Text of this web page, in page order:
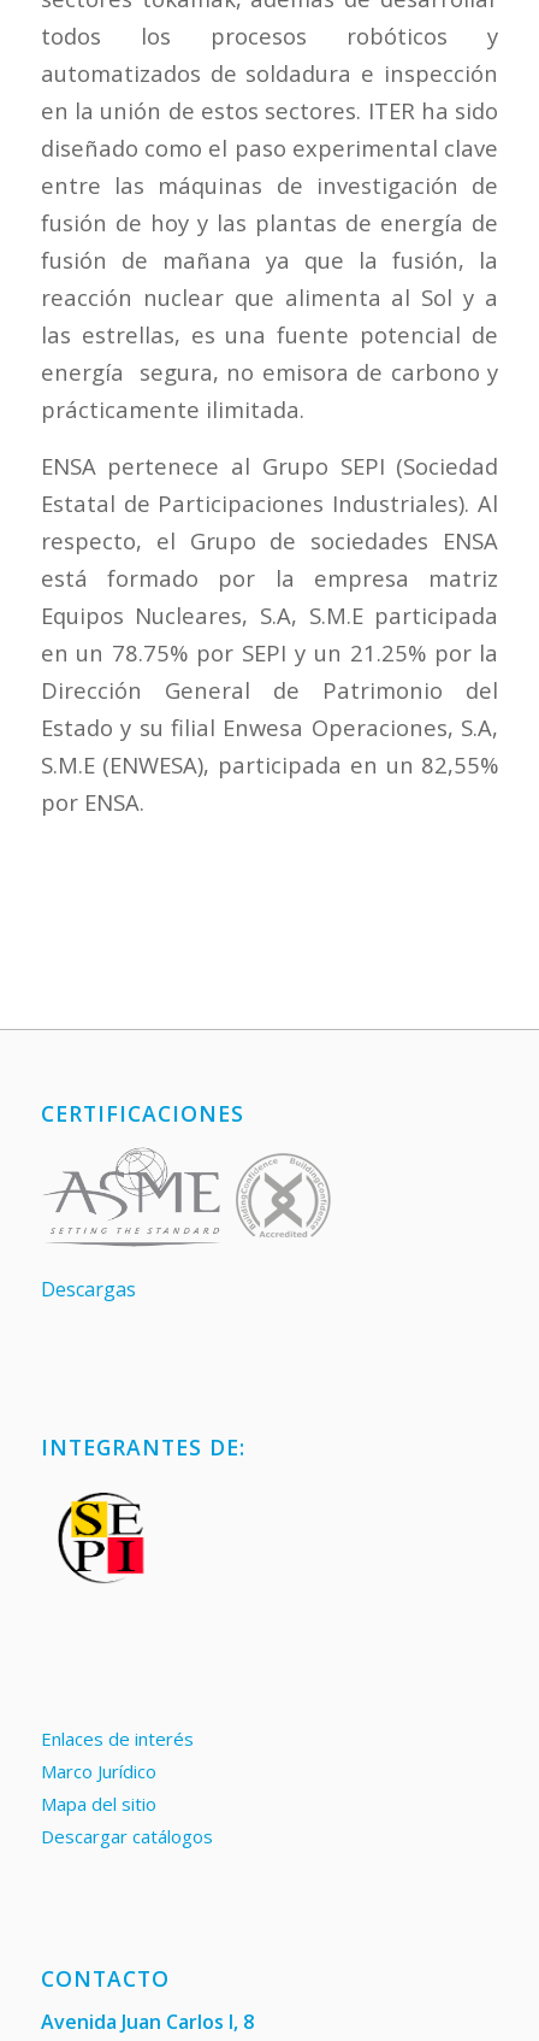
todos los procesos robóticos y
automatizados de soldadura e inspección
en la unión de estos sectores. ITER ha sido
diseñado como el paso experimental clave
entre las máquinas de investigación de
fusión de hoy y las plantas de energía de
fusión de mañana ya que la fusión, la
reacción nuclear que alimenta al Sol y a
las estrellas, es una fuente potencial de
energía segura, no emisora de carbono y
prácticamente ilimitada.
ENSA pertenece al Grupo SEPI (Sociedad
Estatal de Participaciones Industriales). Al
respecto, el Grupo de sociedades ENSA
está formado por la empresa matriz
Equipos Nucleares, S.A, S.M.E participada
en un 78.75% por SEPI y un 21.25% por la
Dirección General de Patrimonio del
Estado y su filial Enwesa Operaciones, S.A,
S.M.E (ENWESA), participada en un 82,55%
por ENSA.
CERTIFICACIONES
Descargas
INTEGRANTES DE:
Enlaces de interés
Marco Jurídico
Mapa del sitio
Descargar catálogos
CONTACTO
Avenida Juan Carlos I, 8